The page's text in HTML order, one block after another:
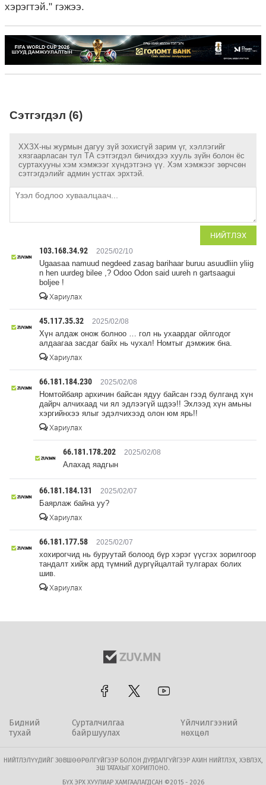
хэрэгтэй." гэжээ.
Сэтгэгдэл (6)
ХХЗХ-ны журмын дагуу зүй зохисгүй зарим үг, хэллэгийг
хязгаарласан тул ТА сэтгэгдэл бичихдээ хууль зүйн болон ёс
суртахууны хэм хэмжээг хүндэтгэнэ үү. Хэм хэмжээг зөрчсөн
сэтгэгдэлийг админ устгах эрхтэй.
НИЙТЛЭХ
103.168.34.92 2025/02/10
Ugaasaa namuud negdeed zasag barihaar buruu asuudliin yliig
n hen uurdeg bilee ,? Odoo Odon said uureh n gartsaagui
boljee !
Хариулах
45.117.35.32 2025/02/08
Хүн алдаж онож болноо … гол нь ухаардаг ойлгодог
алдаагаа засдаг байх нь чухал! Номтыг дэмжиж бна.
Хариулах
66.181.184.230 2025/02/08
Номтойбаяр архичин байсан ядуу байсан гээд булганд хүн
дайрч алчихаад чи ял эдлээгүй шдээ!! Эхлээд хүн амьны
хэргийнхээ ялыг эдэлчихээд олон юм ярь!!
Хариулах
66.181.178.202 2025/02/08
Алахад яадгын
66.181.184.131 2025/02/07
Баярлаж байна уу?
Хариулах
66.181.177.58 2025/02/07
хохирогчид нь буруутай болоод бүр хэрэг үүсгэх зорилгоор
тандалт хийж ард түмний дургүйцалтай тулгарах болих
шив.
Хариулах
Бидний
тухай
Сурталчилгаа
байршуулах
Үйлчилгээний
нөхцөл
НИЙТЛЭЛҮҮДИЙГ ЗӨВШӨӨРӨЛГҮЙГЭЭР БОЛОН ДУРДАЛГҮЙГЭЭР АХИН НИЙТЛЭХ, ХЭВЛЭХ,
ЭШ ТАТАХЫГ ХОРИГЛОНО.
БҮХ ЭРХ ХУУЛИАР ХАМГААЛАГДСАН ©2015 - 2026